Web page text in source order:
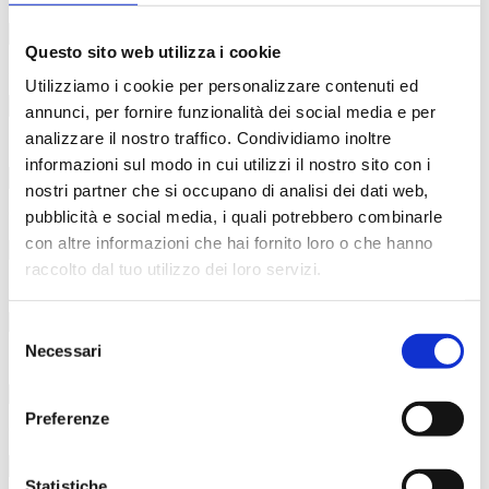
Questo sito web utilizza i cookie
Utilizziamo i cookie per personalizzare contenuti ed
annunci, per fornire funzionalità dei social media e per
analizzare il nostro traffico. Condividiamo inoltre
informazioni sul modo in cui utilizzi il nostro sito con i
nostri partner che si occupano di analisi dei dati web,
pubblicità e social media, i quali potrebbero combinarle
con altre informazioni che hai fornito loro o che hanno
raccolto dal tuo utilizzo dei loro servizi.
delNecessari
Preferenze
Email*
Country*
Profession*
Company*